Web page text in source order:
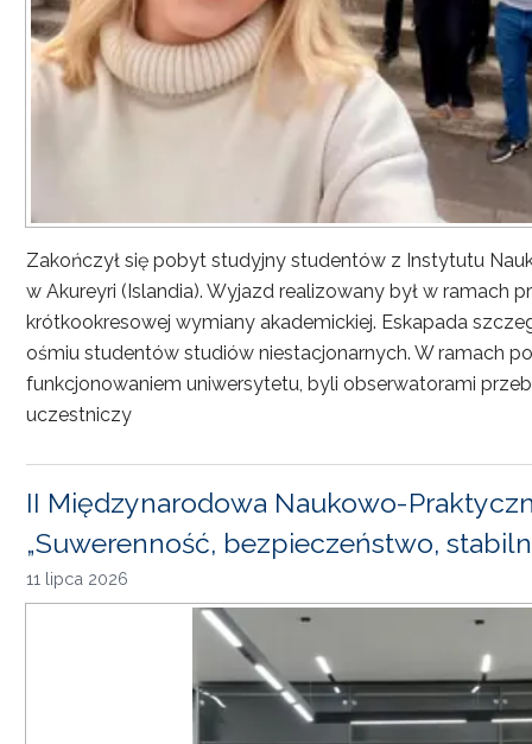
Zakończył się pobyt studyjny studentów z Instytutu
w Akureyri (Islandia). Wyjazd realizowany był w ramach
krótkookresowej wymiany akademickiej. Eskapada
ośmiu studentów studiów niestacjonarnych. W ramach
funkcjonowaniem uniwersytetu, byli obserwatorami
uczestniczy
II Międzynarodowa Naukowo-
„Suwerenność, bezpieczeństwo,
11 lipca 2026